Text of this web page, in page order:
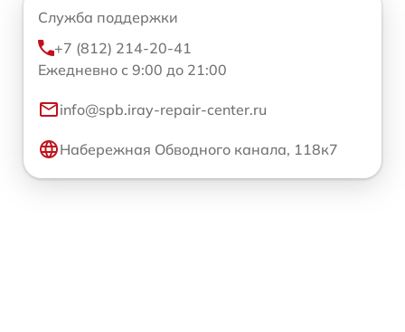
Служба поддержки
+7 (812) 214-20-41
Ежедневно с 9:00 до 21:00
info@spb.iray-repair-center.ru
Набережная Обводного канала, 118к7